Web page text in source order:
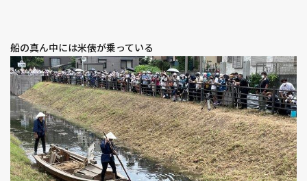
船の真ん中には米俵が乗っている